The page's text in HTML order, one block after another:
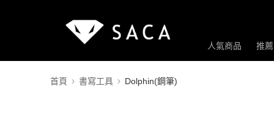
人氣商品 推
首頁 書寫工具 Dolphin(鋼筆)